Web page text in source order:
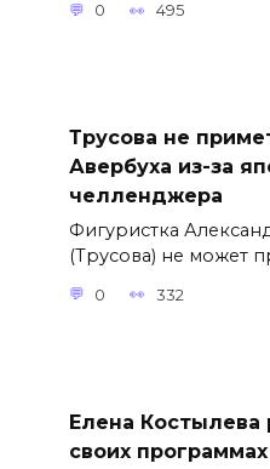
0 495
Трусова не
Авербуха из-за
челленджера
Фигуристка
(Трусова) не может
0 332
Елена Костылева
своих